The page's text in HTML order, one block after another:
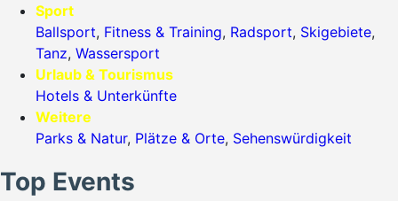
Sport
Ballsport, Fitness & Training, Radsport, Skigebiete,
Tanz, Wassersport
Urlaub & Tourismus
Hotels & Unterkünfte
Weitere
Parks & Natur, Plätze & Orte, Sehenswürdigkeit
Top Events